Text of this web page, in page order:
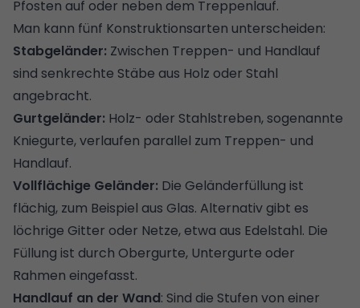
Pfosten auf oder neben dem Treppenlauf.
Man kann fünf Konstruktionsarten unterscheiden:
Stabgeländer: Zwischen Treppen- und Handlauf
sind senkrechte Stäbe aus Holz oder Stahl
angebracht.
Gurtgeländer: Holz- oder Stahlstreben, sogenannte
Kniegurte, verlaufen parallel zum Treppen- und
Handlauf.
Vollflächige Geländer: Die Geländerfüllung ist
flächig, zum Beispiel aus Glas. Alternativ gibt es
löchrige Gitter oder Netze, etwa aus Edelstahl. Die
Füllung ist durch Obergurte, Untergurte oder
Rahmen eingefasst.
Handlauf an der Wand: Sind die Stufen von einer